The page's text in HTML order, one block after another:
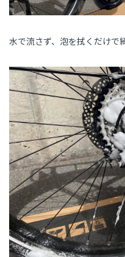
水で流さず、泡を拭くだけで